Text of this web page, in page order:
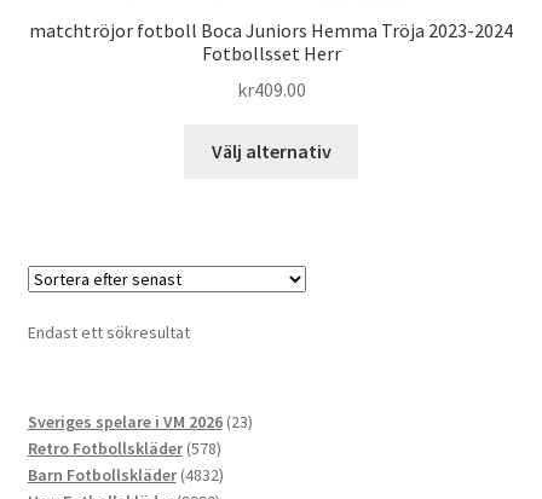
matchtröjor fotboll Boca Juniors Hemma Tröja 2023-2024
Fotbollsset Herr
kr409.00
Välj alternativ
Endast ett sökresultat
Sveriges spelare i VM 2026 2323
Retro Fotbollskläder 578578
produkter
Barn Fotbollskläder 48324832